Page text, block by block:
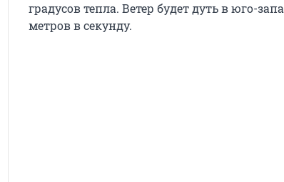
градусов тепла. Ветер будет дуть в юго-
метров в секунду.